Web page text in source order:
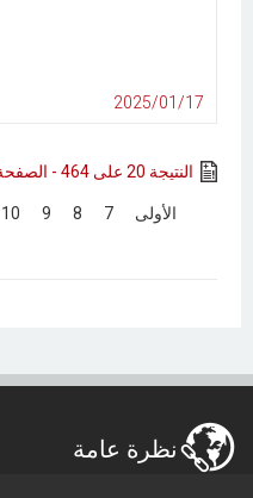
2025/01/17
النتيجة 20 على 464 - الصفحة 24/12
الأولى 7
8
9
10
نظرة عامة